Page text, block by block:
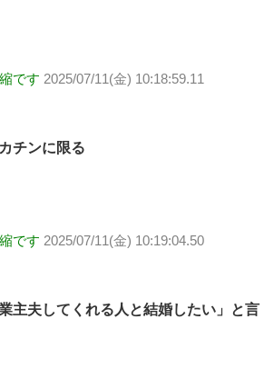
です 2025/07/11(金) 10:18:59.11
チンに限る
です 2025/07/11(金) 10:19:04.50
主夫してくれる人と結婚したい」と言